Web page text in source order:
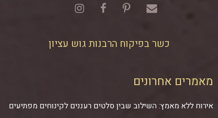
כשר בפיקוח הרבנות גוש עציון
מאמרים אחרונים
אירוח ללא מאמץ: השילוב שבין סלטים רעננים לקינוחים מפתיעים